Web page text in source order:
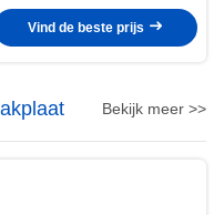
spangle voor bouw en fabricage
Vind de beste prijs
Bekijk meer >>